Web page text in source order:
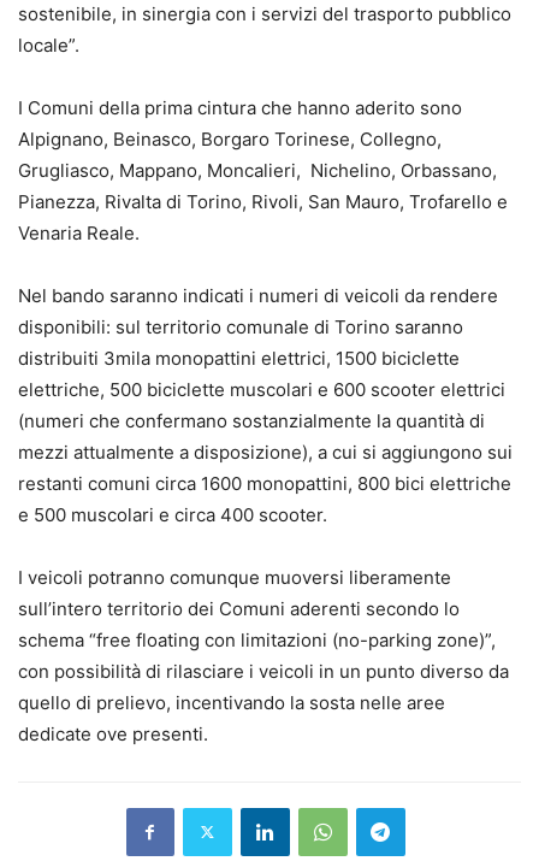
sostenibile, in sinergia con i servizi del trasporto pubblico
locale”.
I Comuni della prima cintura che hanno aderito sono
Alpignano, Beinasco, Borgaro Torinese, Collegno,
Grugliasco, Mappano, Moncalieri, Nichelino, Orbassano,
Pianezza, Rivalta di Torino, Rivoli, San Mauro, Trofarello e
Venaria Reale.
Nel bando saranno indicati i numeri di veicoli da rendere
disponibili: sul territorio comunale di Torino saranno
distribuiti 3mila monopattini elettrici, 1500 biciclette
elettriche, 500 biciclette muscolari e 600 scooter elettrici
(numeri che confermano sostanzialmente la quantità di
mezzi attualmente a disposizione), a cui si aggiungono sui
restanti comuni circa 1600 monopattini, 800 bici elettriche
e 500 muscolari e circa 400 scooter.
I veicoli potranno comunque muoversi liberamente
sull’intero territorio dei Comuni aderenti secondo lo
schema “free floating con limitazioni (no-parking zone)”,
con possibilità di rilasciare i veicoli in un punto diverso da
quello di prelievo, incentivando la sosta nelle aree
dedicate ove presenti.